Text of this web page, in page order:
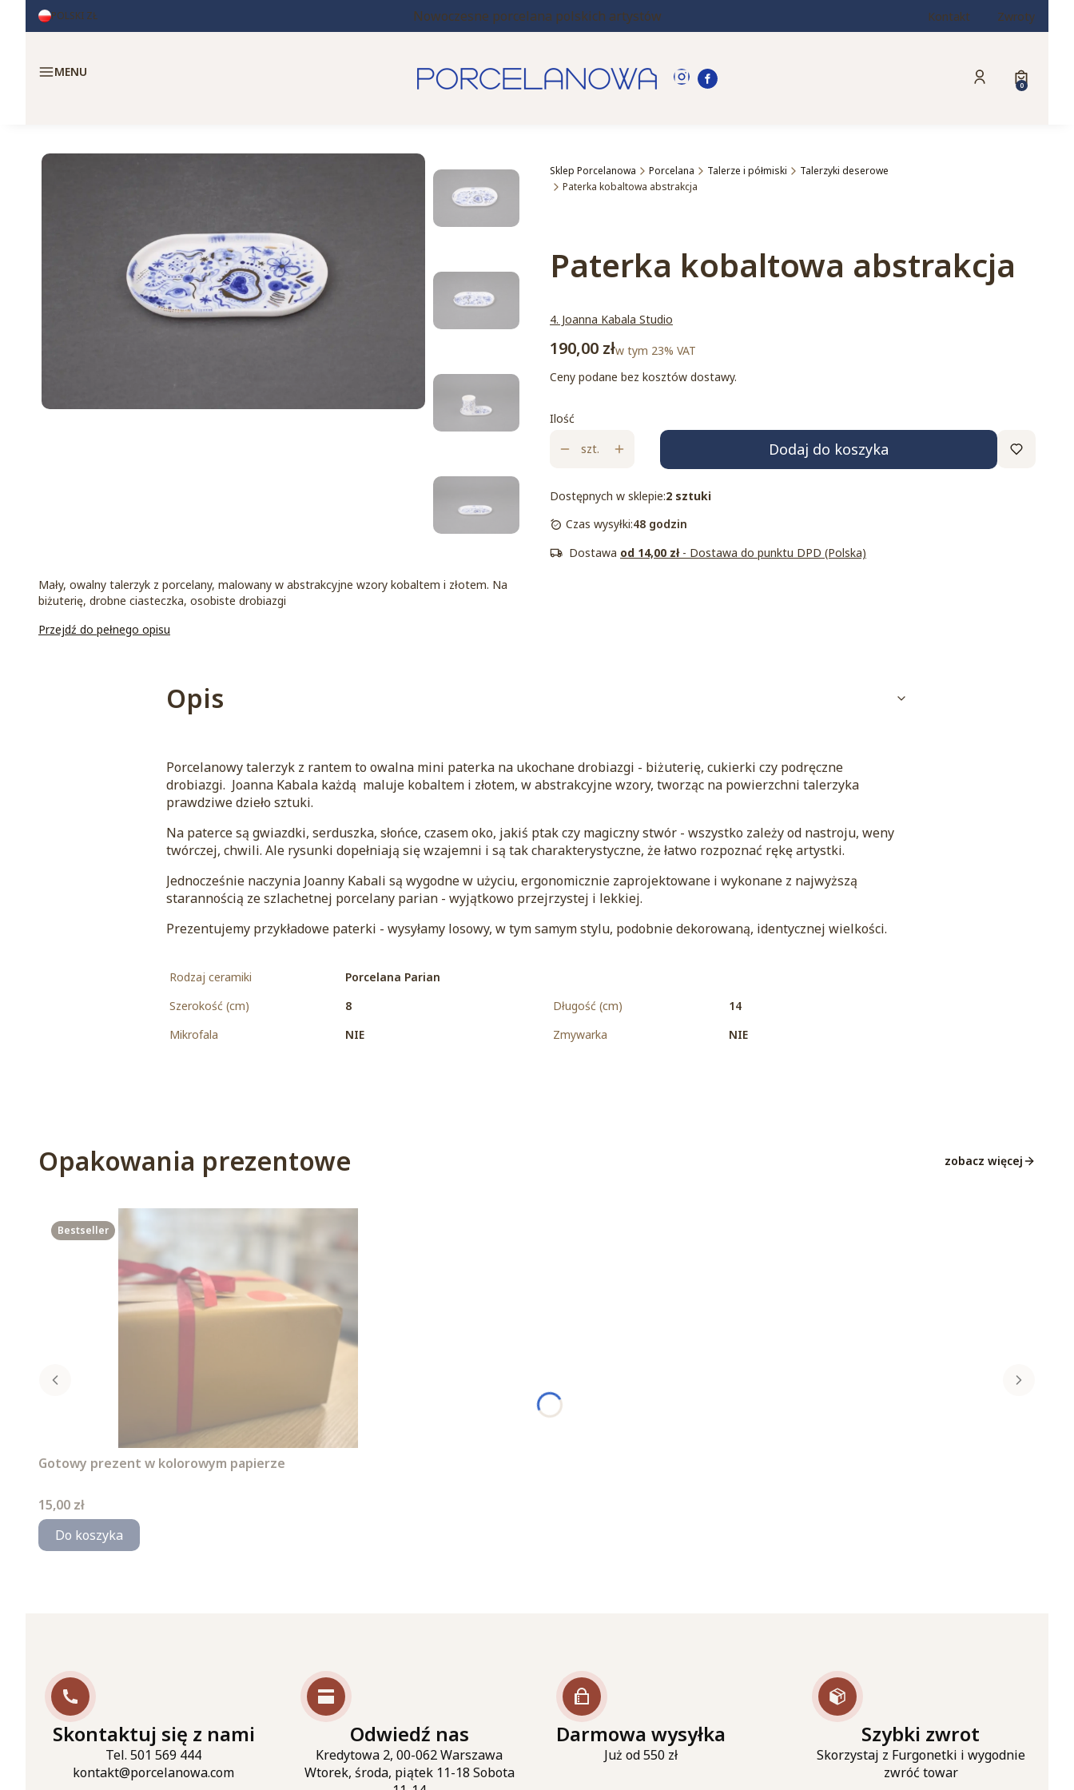
POLSKI ZŁ Nowoczesne porcelana polskich artystów Kontakt Zwroty
Menu Zaloguj sięProdukty
Koszyk
Mały, owalny talerzyk z porcelany, malowany w abstrakcyjne wzory kobaltem i złotem. Na
biżuterię, drobne ciasteczka, osobiste drobiazgi
Przejdź do pełnego opisu
Sklep Porcelanowa Porcelana Talerze i półmiski
Talerzyki deserowe
Paterka kobaltowa abstrakcja
Paterka kobaltowa abstrakcja
4. Joanna Kabala Studio
Cena
190,00 złw tym 23% VAT
w tym 23% VAT
Ceny podane bez kosztów dostawy.
Ilość
szt.
Dodaj do koszyka
Dostępnych w sklepie:2 sztuki
Czas wysyłki:48 godzin
Dostawa od 14,00 zł - Dostawa do punktu DPD (Polska)
Opis
Porcelanowy talerzyk z rantem to owalna mini paterka na ukochane drobiazgi - biżuterię, cukierki czy podręczne
drobiazgi. Joanna Kabala każdą maluje kobaltem i złotem, w abstrakcyjne wzory, tworząc na powierzchni talerzyka
prawdziwe dzieło sztuki.
Na paterce są gwiazdki, serduszka, słońce, czasem oko, jakiś ptak czy magiczny stwór - wszystko zależy od nastroju, weny
twórczej, chwili. Ale rysunki dopełniają się wzajemni i są tak charakterystyczne, że łatwo rozpoznać rękę artystki.
Jednocześnie naczynia Joanny Kabali są wygodne w użyciu, ergonomicznie zaprojektowane i wykonane z najwyższą
starannością ze szlachetnej porcelany parian - wyjątkowo przejrzystej i lekkiej.
Prezentujemy przykładowe paterki - wysyłamy losowy, w tym samym stylu, podobnie dekorowaną, identycznej wielkości.
Rodzaj ceramiki
Porcelana Parian
Szerokość (cm)
8 Długość (cm)
14
Mikrofala
NIE Zmywarka NIE
Opakowania prezentowe zobacz więcej
Bestseller
Gotowy prezent w kolorowym papierze
Cena
15,00 zł
Do koszyka
Skontaktuj się z nami
Tel. 501 569 444
kontakt@porcelanowa.com
Odwiedź nas
Kredytowa 2, 00-062 Warszawa
Wtorek, środa, piątek 11-18 Sobota
Darmowa wysyłka
Już od 550 zł
Szybki zwrot
Skorzystaj z Furgonetki i wygodnie
zwróć towar